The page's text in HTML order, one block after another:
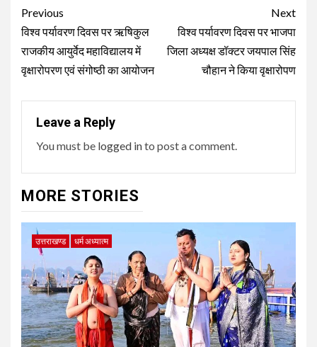
Post
navigation
Previous
विश्व पर्यावरण दिवस पर ऋषिकुल
राजकीय आयुर्वेद महाविद्यालय में
वृक्षारोपरण एवं संगोष्ठी का आयोजन
Next
विश्व पर्यावरण दिवस पर भाजपा
जिला अध्यक्ष डॉक्टर जयपाल सिंह
चौहान ने किया वृक्षारोपण
Leave a Reply
You must be logged into post a comment.
MORE STORIES
उत्तराखण्ड धर्म अध्यात्म